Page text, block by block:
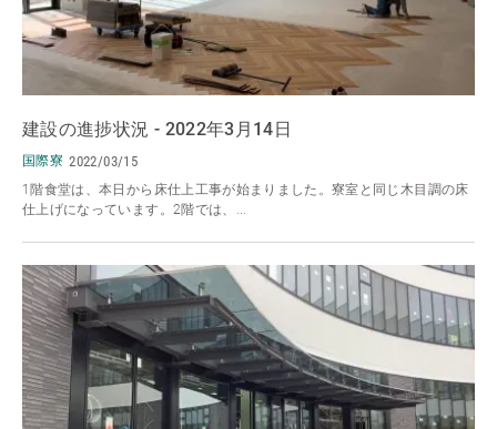
建設の進捗状況 - 2022年3月14日
国際寮 2022/03/15
1階食堂は、本日から床仕上工事が始まりました。寮室と同じ木目調の床
仕上げになっています。2階では、...